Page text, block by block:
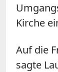
Kirche
Auf die
sagte